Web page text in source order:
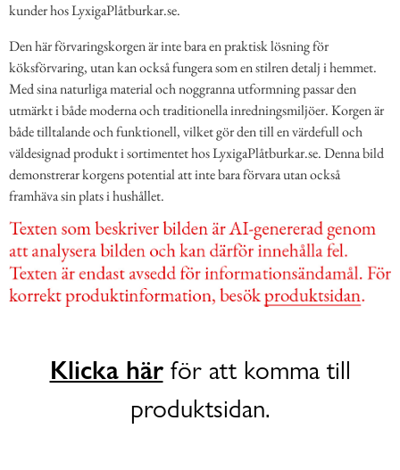
kunder hos LyxigaPlåtburkar.se.
Den här förvaringskorgen är inte bara en praktisk lösning för
köksförvaring, utan kan också fungera som en stilren detalj i hemmet.
Med sina naturliga material och noggranna utformning passar den
utmärkt i både moderna och traditionella inredningsmiljöer. Korgen är
både tilltalande och funktionell, vilket gör den till en värdefull och
väldesignad produkt i sortimentet hos LyxigaPlåtburkar.se. Denna bild
demonstrerar korgens potential att inte bara förvara utan också
framhäva sin plats i hushållet.
Klicka härför att komma till
produktsidan.